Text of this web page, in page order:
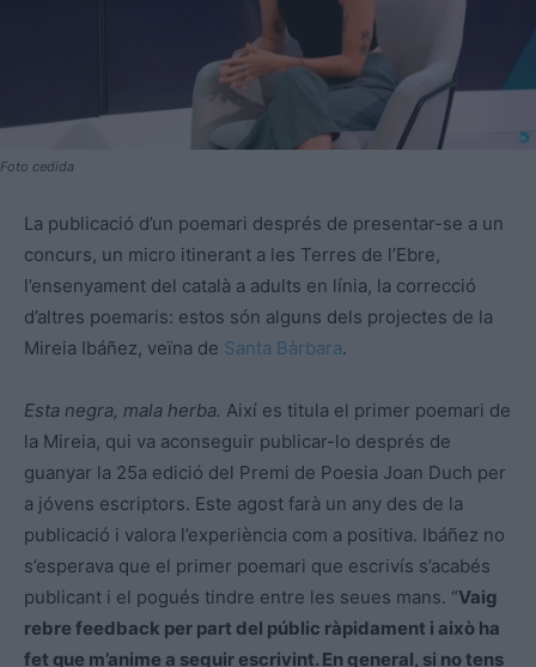
Foto cedida
La publicació d’un poemari després de presentar-se a un
concurs, un micro itinerant a les Terres de l’Ebre,
l’ensenyament del català a adults en línia, la correcció
d’altres poemaris: estos són alguns dels projectes de la
Mireia Ibáñez, veïna de Santa Bàrbara.
Esta negra, mala herba. Així es titula el primer poemari de
la Mireia, qui va aconseguir publicar-lo després de
guanyar la 25a edició del Premi de Poesia Joan Duch per
a jóvens escriptors. Este agost farà un any des de la
publicació i valora l’experiència com a positiva. Ibáñez no
s’esperava que el primer poemari que escrivís s’acabés
publicant i el pogués tindre entre les seues mans. “Vaig
rebre feedback per part del públic ràpidament i això ha
fet que m’anime a seguir escrivint. En general, si no tens